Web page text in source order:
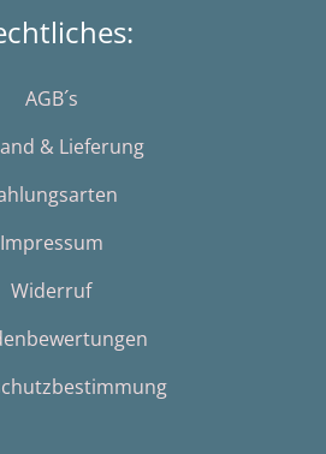
AGB´s
& Lieferung
Impressum
Widerruf